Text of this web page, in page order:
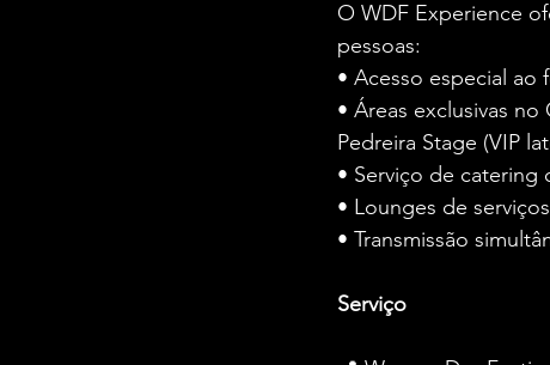
O WDF Experience
pessoas:
• Acesso especial ao
• Áreas exclusivas
Pedreira Stage (VIP
• Serviço de catering
• Lounges de
• Transmissão
Serviço